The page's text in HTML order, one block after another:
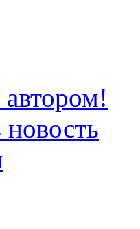
автором!